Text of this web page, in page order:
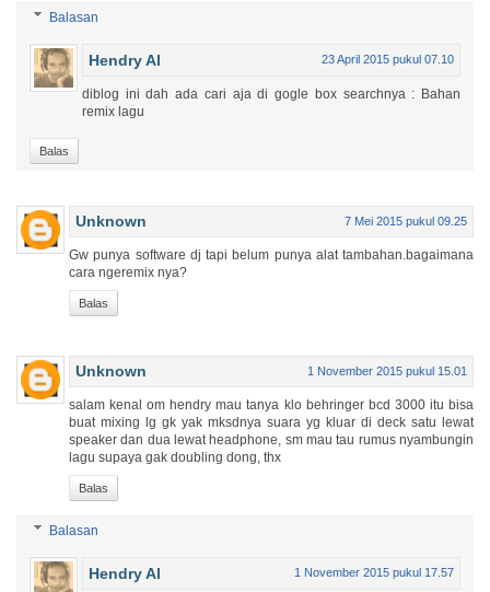
Balasan
Hendry Al 23 April 2015 pukul 07.10
diblog ini dah ada cari aja di gogle box searchnya : Bahan
remix lagu
Balas
Unknown 7 Mei 2015 pukul 09.25
Gw punya software dj tapi belum punya alat tambahan.bagaimana
cara ngeremix nya?
Balas
Unknown 1 November 2015 pukul 15.01
salam kenal om hendry mau tanya klo behringer bcd 3000 itu bisa
buat mixing lg gk yak mksdnya suara yg kluar di deck satu lewat
speaker dan dua lewat headphone, sm mau tau rumus nyambungin
lagu supaya gak doubling dong, thx
Balas
Balasan
Hendry Al 1 November 2015 pukul 17.57